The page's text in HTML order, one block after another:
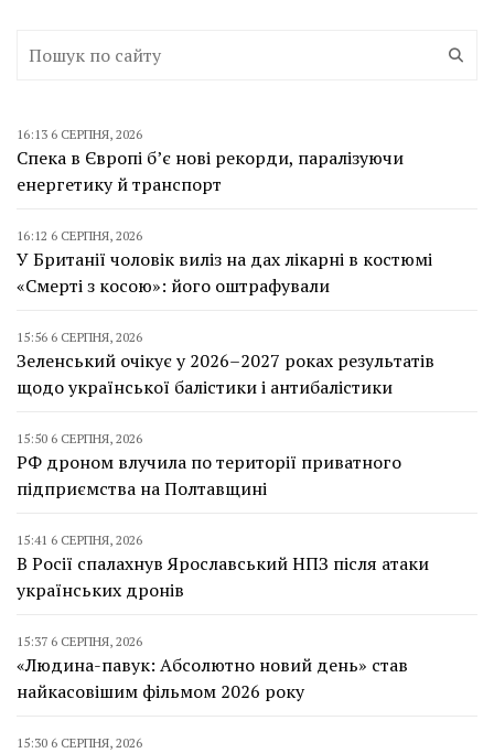
16:13 6 СЕРПНЯ, 2026
Спека в Європі б’є нові рекорди, паралізуючи
енергетику й транспорт
16:12 6 СЕРПНЯ, 2026
У Британії чоловік виліз на дах лікарні в костюмі
«Смерті з косою»: його оштрафували
15:56 6 СЕРПНЯ, 2026
Зеленський очікує у 2026–2027 роках результатів
щодо української балістики і антибалістики
15:50 6 СЕРПНЯ, 2026
РФ дроном влучила по території приватного
підприємства на Полтавщині
15:41 6 СЕРПНЯ, 2026
В Росії спалахнув Ярославський НПЗ після атаки
українських дронів
15:37 6 СЕРПНЯ, 2026
«Людина-павук: Абсолютно новий день» став
найкасовішим фільмом 2026 року
15:30 6 СЕРПНЯ, 2026